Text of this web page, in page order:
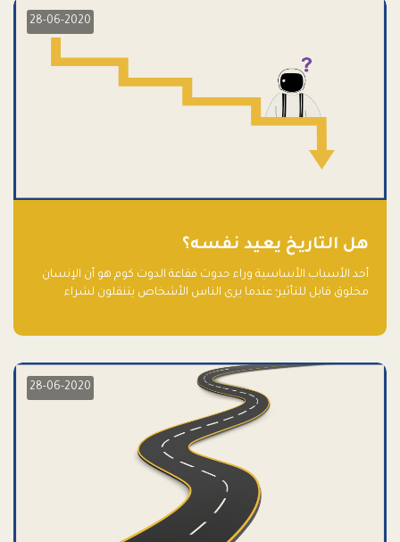
28-06-2020
هل التاريخ يعيد نفسه؟
أحد الأسباب الأساسية وراء حدوث فقاعة الدوت كوم هو أن الإنسان
مخلوق قابل للتأثير؛ عندما يرى الناس الأشخاص يتنقلون لشراء
28-06-2020